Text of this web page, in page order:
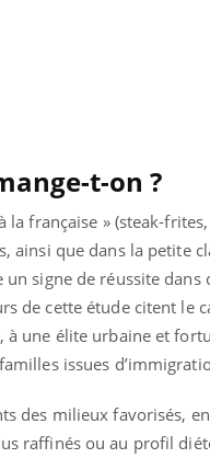
t-on ?
la française » (steak-
ainsi que dans la petite
un signe de réussite
de cette étude citent le
à une élite urbaine et
issues
des milieux favorisés,
raffinés ou au profil